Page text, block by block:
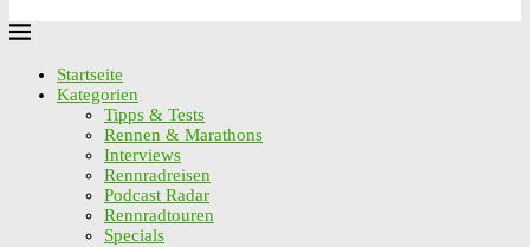
Startseite
Kategorien
Tipps & Tests
Rennen & Marathons
Interviews
Rennradreisen
Podcast Radar
Rennradtouren
Specials